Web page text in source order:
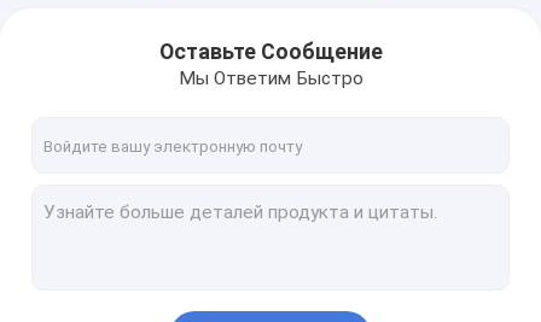
Сдвижные оконные навесы
Оставьте Сообщение
Мы Ответим Быстро